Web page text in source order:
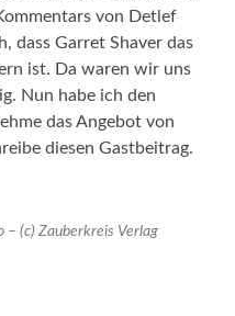
von Detlef
dass Garret Shaver das
ist. Da waren wir uns
Nun habe ich den
das Angebot von
diesen Gastbeitrag.
– (c) Zauberkreis Verlag